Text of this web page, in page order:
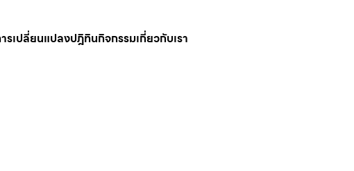
รเปลี่ยนแปลงปฎิทินกิจกรรมเกี่ยวกับเรา